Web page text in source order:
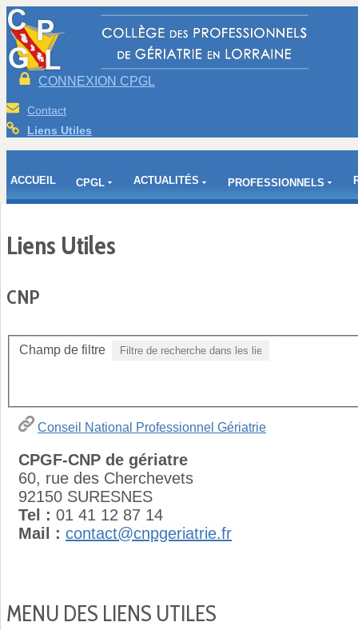
CONNEXION CPGL
Contact
Liens Utiles
ACCUEIL CPGL ACTUALITÉS PROFESSIONNELS
Liens Utiles
CNP
Champ de filtre
Conseil National Professionnel Gériatrie
CPGF-CNP de gériatre
60, rue des Cherchevets
92150 SURESNES
Tel : 01 41 12 87 14
Mail : contact@cnpgeriatrie.fr
MENU DES LIENS UTILES